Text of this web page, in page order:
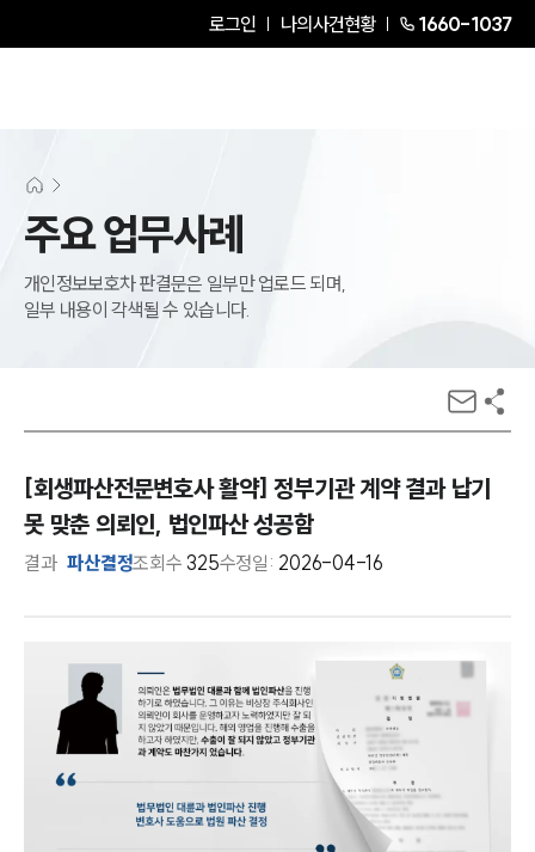
로그인 나의사건현황 1660-1037
주요 업무사례
개인정보보호차 판결문은 일부만 업로드 되며,
일부 내용이 각색될 수 있습니다.
[회생파산전문변호사 활약] 정부기관 계약 결과 납기
못 맞춘 의뢰인, 법인파산 성공함
결과 파산결정조회수 325수정일: 2026-04-16